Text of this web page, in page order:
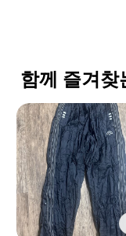
함께 즐겨찾